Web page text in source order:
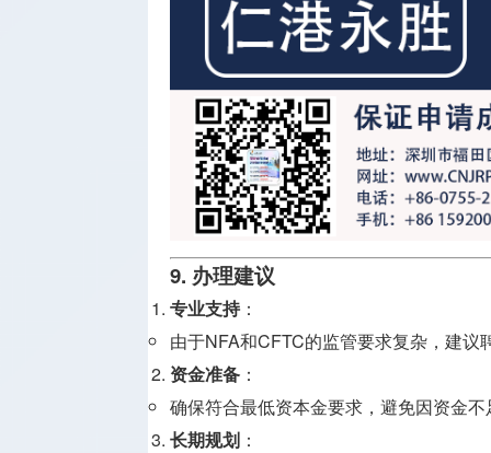
9. 办理建议
专业支持：
由于NFA和CFTC的监管要求复杂，建议
资金准备 ：
确保符合最低资本金要求，避免因资金
长期规划 ：